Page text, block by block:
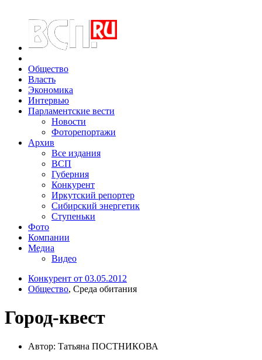
Общество
Власть
Экономика
Интервью
Парламентские вести
Новости
Фоторепортажи
Архив
Все издания
ВСП
Губерния
Конкурент
Иркутский репортер
Сибирский энергетик
Ступеньки
Фото
Компании
Медиа
Видео
Конкурент от 03.05.2012
Общество, Среда обитания
Город-квест
Автор: Татьяна ПОСТНИКОВА